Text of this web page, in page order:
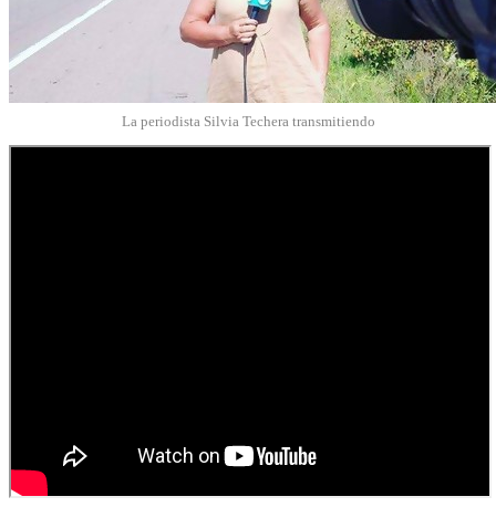
La periodista Silvia Techera transmitiendo